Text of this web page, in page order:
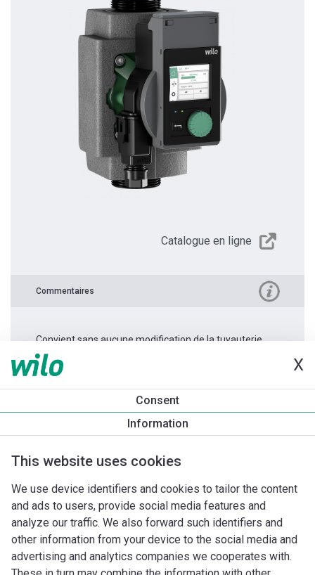
X
Consent
Information
This website uses cookies
We use device identifiers and cookies to tailor the content
and ads to users, provide social media features and
analyze our traffic. We also forward such identifiers and
other information from your device to the social media and
advertising and analytics companies we cooperates with.
Catalogue en ligne
Commentaires
Convient sans aucune modification de la tuyauterie.
Informations produit
Stratos PICO 15/0,5-8 -130